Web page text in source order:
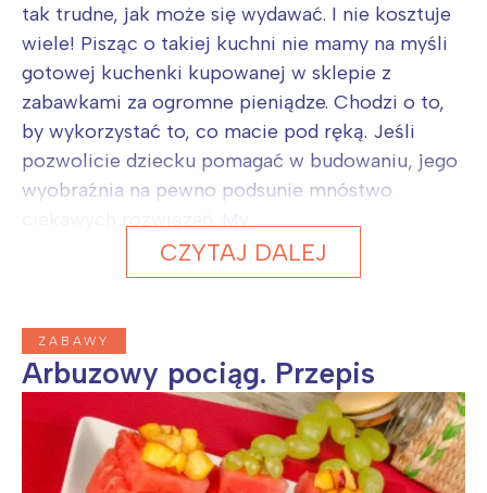
tak trudne, jak może się wydawać. I nie kosztuje
wiele! Pisząc o takiej kuchni nie mamy na myśli
gotowej kuchenki kupowanej w sklepie z
zabawkami za ogromne pieniądze. Chodzi o to,
by wykorzystać to, co macie pod ręką. Jeśli
pozwolicie dziecku pomagać w budowaniu, jego
wyobraźnia na pewno podsunie mnóstwo
CZYTAJ DALEJ
ZABAWY
Arbuzowy pociąg. Przepis